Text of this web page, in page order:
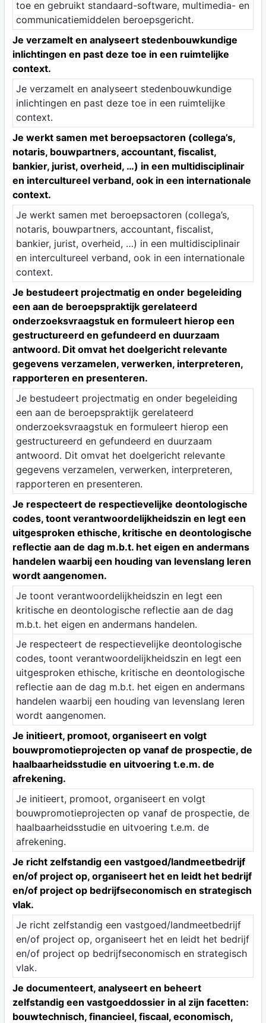
toe en gebruikt standaard-software, multimedia- en
communicatiemiddelen beroepsgericht.
Je verzamelt en analyseert stedenbouwkundige
inlichtingen en past deze toe in een ruimtelijke
context.
Je verzamelt en analyseert stedenbouwkundige
inlichtingen en past deze toe in een ruimtelijke
context.
Je werkt samen met beroepsactoren (collega’s,
notaris, bouwpartners, accountant, fiscalist,
bankier, jurist, overheid, …) in een multidisciplinair
en intercultureel verband, ook in een internationale
context.
Je werkt samen met beroepsactoren (collega’s,
notaris, bouwpartners, accountant, fiscalist,
bankier, jurist, overheid, …) in een multidisciplinair
en intercultureel verband, ook in een internationale
context.
Je bestudeert projectmatig en onder begeleiding
een aan de beroepspraktijk gerelateerd
onderzoeksvraagstuk en formuleert hierop een
gestructureerd en gefundeerd en duurzaam
antwoord. Dit omvat het doelgericht relevante
gegevens verzamelen, verwerken, interpreteren,
rapporteren en presenteren.
Je bestudeert projectmatig en onder begeleiding
een aan de beroepspraktijk gerelateerd
onderzoeksvraagstuk en formuleert hierop een
gestructureerd en gefundeerd en duurzaam
antwoord. Dit omvat het doelgericht relevante
gegevens verzamelen, verwerken, interpreteren,
rapporteren en presenteren.
Je respecteert de respectievelijke deontologische
codes, toont verantwoordelijkheidszin en legt een
uitgesproken ethische, kritische en deontologische
reflectie aan de dag m.b.t. het eigen en andermans
handelen waarbij een houding van levenslang leren
wordt aangenomen.
Je toont verantwoordelijkheidszin en legt een
kritische en deontologische reflectie aan de dag
m.b.t. het eigen en andermans handelen.
Je respecteert de respectievelijke deontologische
codes, toont verantwoordelijkheidszin en legt een
uitgesproken ethische, kritische en deontologische
reflectie aan de dag m.b.t. het eigen en andermans
handelen waarbij een houding van levenslang leren
wordt aangenomen.
Je initieert, promoot, organiseert en volgt
bouwpromotieprojecten op vanaf de prospectie, de
haalbaarheidsstudie en uitvoering t.e.m. de
afrekening.
Je initieert, promoot, organiseert en volgt
bouwpromotieprojecten op vanaf de prospectie, de
haalbaarheidsstudie en uitvoering t.e.m. de
afrekening.
Je richt zelfstandig een vastgoed/landmeetbedrijf
en/of project op, organiseert het en leidt het bedrijf
en/of project op bedrijfseconomisch en strategisch
vlak.
Je richt zelfstandig een vastgoed/landmeetbedrijf
en/of project op, organiseert het en leidt het bedrijf
en/of project op bedrijfseconomisch en strategisch
vlak.
Je documenteert, analyseert en beheert
zelfstandig een vastgoeddossier in al zijn facetten:
bouwtechnisch, financieel, fiscaal, economisch,